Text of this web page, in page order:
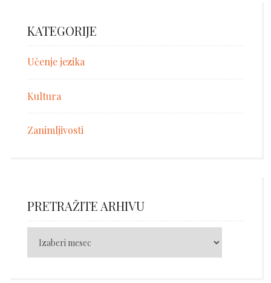
KATEGORIJE
Učenje jezika
Kultura
Zanimljivosti
PRETRAŽITE ARHIVU